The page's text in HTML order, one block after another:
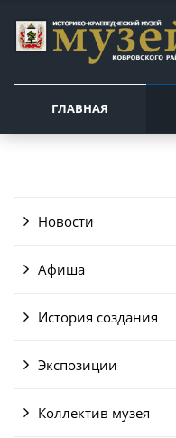
ГЛАВНАЯ
Новости
Афиша
История создания
Экспозиции
Коллектив музея